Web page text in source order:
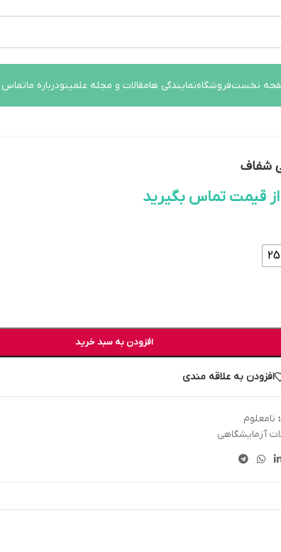
نخستفروشگاهنمایندگی هامقالات و مجله علمینودرباره ماتماس
شفاف
از قیمت تماس بگیرید
افزودن به سبد خرید
افزودن به علاقه مندی
نامعلوم
آزمایشگاهی